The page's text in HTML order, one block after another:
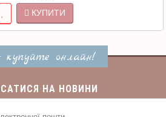
КУПИТИ
онлайн!
НА НОВИНИ